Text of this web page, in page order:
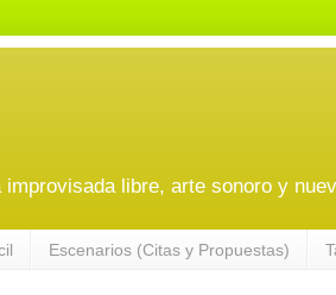
libre, arte sonoro y
Escenarios (Citas y Propuestas)